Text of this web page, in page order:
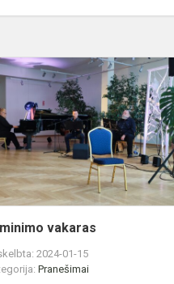
vakaras
2024-01-15
Pranešimai